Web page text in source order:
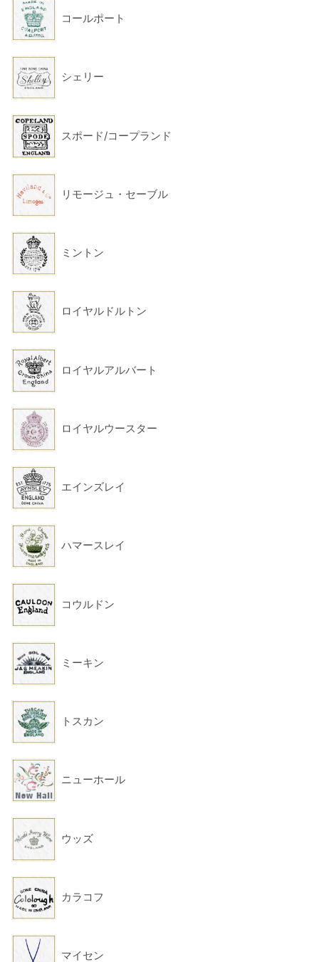
コールポート
シェリー
スポード/コープランド
リモージュ・セーブル
ミントン
ロイヤルドルトン
ロイヤルアルバート
ロイヤルウースター
エインズレイ
ハマースレイ
コウルドン
ミーキン
トスカン
ニューホール
ウッズ
カラコフ
マイセン